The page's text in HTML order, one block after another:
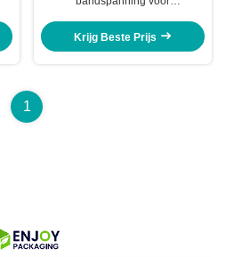
werktuig voor banden
Krijg Beste Prijs
1